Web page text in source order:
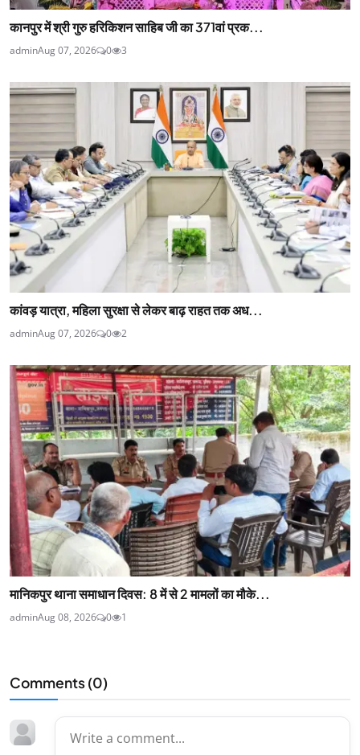
कानपुर में श्री गुरु हरिकिशन साहिब जी का 371वां प्रक...
adminAug 07, 2026 0 3
कांवड़ यात्रा, महिला सुरक्षा से लेकर बाढ़ राहत तक अध...
adminAug 07, 2026 0 2
मानिकपुर थाना समाधान दिवस: 8 में से 2 मामलों का मौके...
adminAug 08, 2026 0 1
Comments (0)